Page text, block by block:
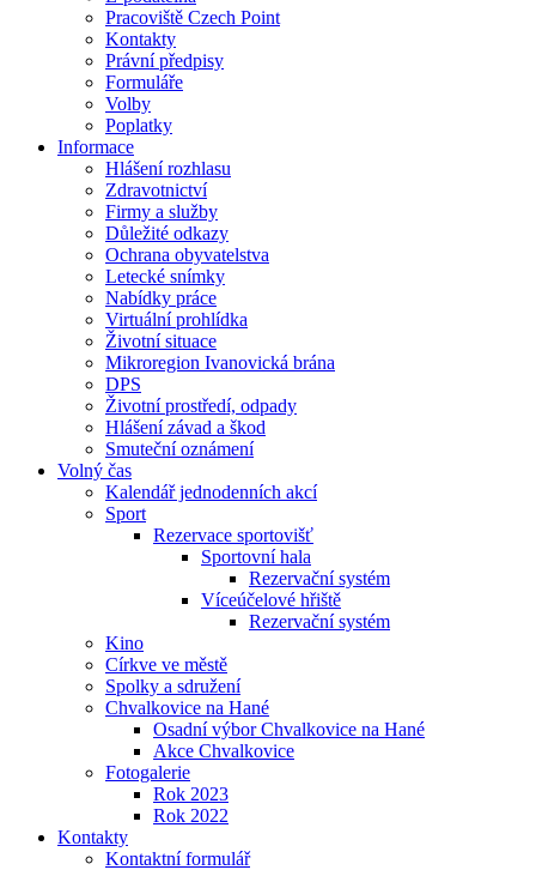
Pracoviště Czech Point
Kontakty
Právní předpisy
Formuláře
Volby
Poplatky
Informace
Hlášení rozhlasu
Zdravotnictví
Firmy a služby
Důležité odkazy
Ochrana obyvatelstva
Letecké snímky
Nabídky práce
Virtuální prohlídka
Životní situace
Mikroregion Ivanovická brána
DPS
Životní prostředí, odpady
Hlášení závad a škod
Smuteční oznámení
Volný čas
Kalendář jednodenních akcí
Sport
Rezervace sportovišť
Sportovní hala
Rezervační systém
Víceúčelové hřiště
Rezervační systém
Kino
Církve ve městě
Spolky a sdružení
Chvalkovice na Hané
Osadní výbor Chvalkovice na Hané
Akce Chvalkovice
Fotogalerie
Rok 2023
Rok 2022
Kontakty
Kontaktní formulář